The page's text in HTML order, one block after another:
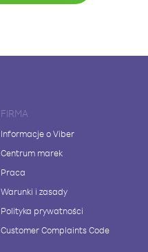
FIRMA
Informacje o Viber
Centrum marek
Praca
Warunki i zasady
Polityka prywatności
Customer Complaints Code